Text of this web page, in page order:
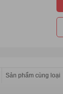
Sản phẩm cùng loại